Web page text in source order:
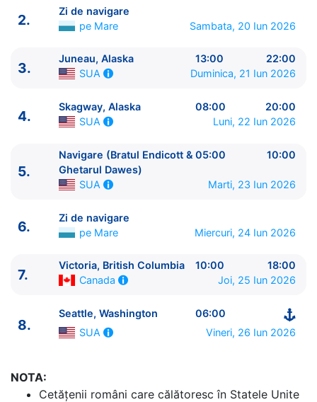
Voyager of the Seas★★★★+
ITINERARIU
----------------------------------------
1. Seattle, Washington
⚓ - 16:00
Juneau, Alaska SUA 13:00 - 22:00
4.
Skagway, Alaska
08:00 - 20:00
05:00 - 10:00
6.
Zi de navigare
0:00 - 0:00
2.
Zi de navigare
pe Mare
Sambata, 20 Iun 2026
3.
Juneau, Alaska 13:00
22:00
SUA
Duminica, 21 Iun 2026
4.
Skagway, Alaska 08:00
20:00
SUA
Luni, 22 Iun 2026
5.
Navigare (Bratul Endicott &
Ghetarul Dawes)
05:00 10:00
SUA Marti, 23 Iun 2026
6.
Zi de navigare
pe Mare
Miercuri, 24 Iun 2026
7.
Victoria, British Columbia 10:00
18:00
Canada
Joi, 25 Iun 2026
8.
Seattle, Washington
06:00
SUA
Vineri, 26 Iun 2026
NOTA:
Cetăţenii români care călătoresc în Statele Unite